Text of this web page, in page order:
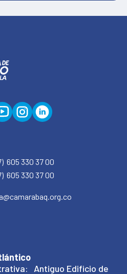
605 330 37 00
605 330 37 00
Antiguo Edificio de